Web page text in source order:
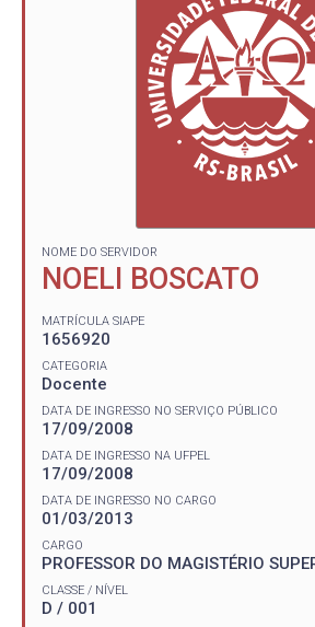
NOME DO SERVIDOR
NOELI BOSCATO
MATRÍCULA SIAPE
1656920
CATEGORIA
Docente
DATA DE INGRESSO NO SERVIÇO PÚBLICO
17/09/2008
DATA DE INGRESSO NA UFPEL
17/09/2008
DATA DE INGRESSO NO CARGO
01/03/2013
CARGO
PROFESSOR DO MAGISTÉRIO
CLASSE / NÍVEL
D / 001